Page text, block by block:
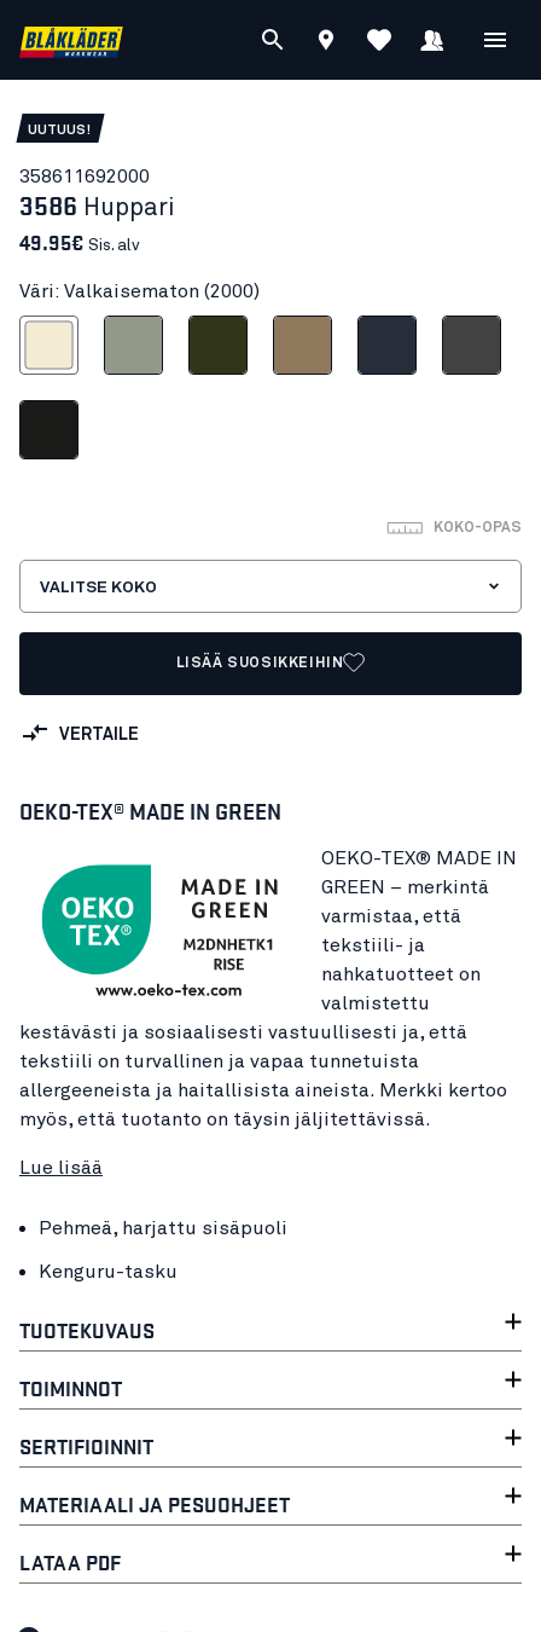
UUTUUS!
358611692000
3586 Huppari
49.95€ Sis. alv
Väri: Valkaisematon (2000)
KOKO-OPAS
VALITSE KOKO
LISÄÄ SUOSIKKEIHIN
VERTAILE
OEKO-TEX® MADE IN GREEN
OEKO-TEX® MADE IN
GREEN – merkintä
varmistaa, että
tekstiili- ja
nahkatuotteet on
valmistettu
kestävästi ja sosiaalisesti vastuullisesti ja, että
tekstiili on turvallinen ja vapaa tunnetuista
allergeeneista ja haitallisista aineista. Merkki kertoo
myös, että tuotanto on täysin jäljitettävissä.
Lue lisää
Pehmeä, harjattu sisäpuoli
Kenguru-tasku
TUOTEKUVAUS
TOIMINNOT
SERTIFIOINNIT
MATERIAALI JA PESUOHJEET
LATAA PDF